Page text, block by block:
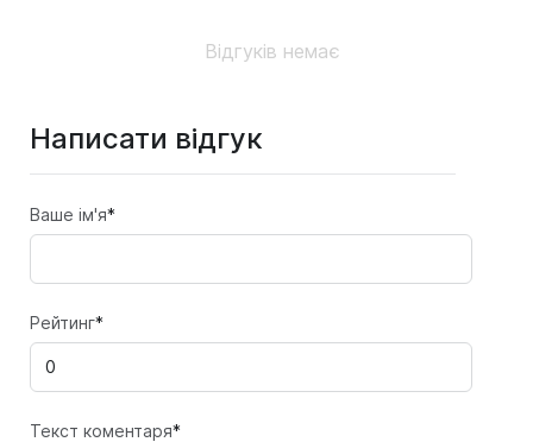
Відгуків немає
Написати відгук
Ваше ім'я*
Рейтинг*
Текст коментаря*